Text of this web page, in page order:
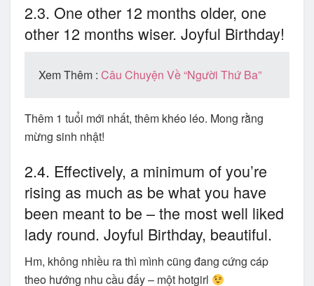
2.3. One other 12 months older, one
other 12 months wiser. Joyful Birthday!
Xem Thêm : Câu Chuyện Về “Người Thứ Ba”
Thêm 1 tuổi mới nhất, thêm khéo léo. Mong rằng
mừng sinh nhật!
2.4. Effectively, a minimum of you’re
rising as much as be what you have
been meant to be – the most well liked
lady round. Joyful Birthday, beautiful.
Hm, không nhiều ra thì mình cũng đang cứng cáp
theo hướng nhu cầu đấy – một hotgirl